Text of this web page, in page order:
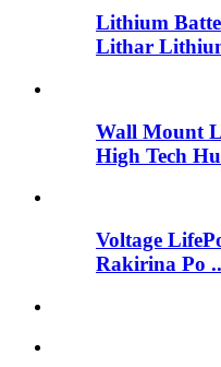
Lithium
Lithar
Wall Mount
High Tech
Voltage
Rakirina Po